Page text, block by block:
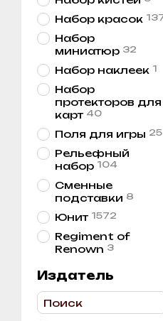
Набор красок
Набор
миниатюр 32
Набор наклеек 1
Набор
протекторов для
карт 40
Поля для игры 25
Рельефный
набор 104
Сменные
подставки 8
Юнит 1572
Regiment of
Renown 3
Издатель